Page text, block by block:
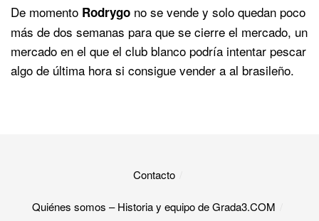
De momento Rodrygo no se vende y solo quedan poco
más de dos semanas para que se cierre el mercado, un
mercado en el que el club blanco podría intentar pescar
algo de última hora si consigue vender a al brasileño.
Contacto
Quiénes somos – Historia y equipo de Grada3.COM